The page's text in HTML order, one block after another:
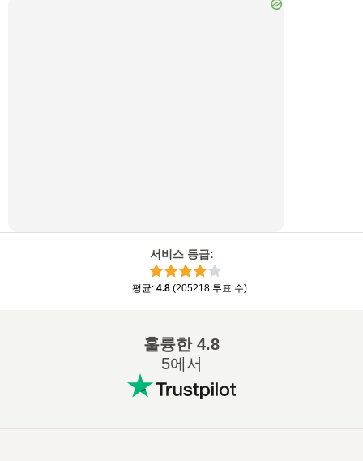
서비스 등급:
평균: 4.8 (205218 투표 수)
훌륭한4.8
5에서